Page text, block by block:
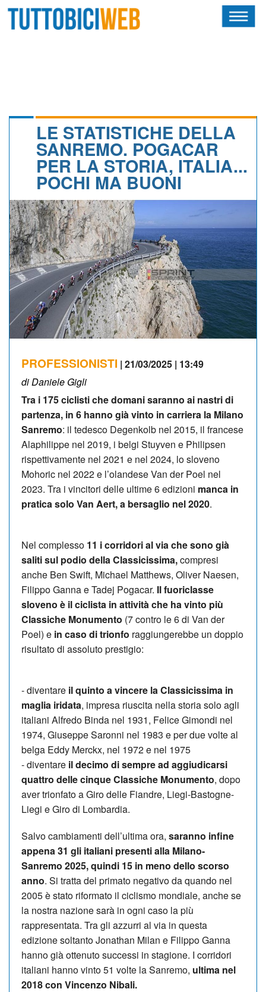
CALENDARIO
ALBI D'ORO
NEWSLETTER
LE STATISTICHE DELLA
SANREMO. POGACAR
PER LA STORIA, ITALIA...
POCHI MA BUONI
PROFESSIONISTI | 21/03/2025 | 13:49
di Daniele Gigli
Tra i 175 ciclisti che domani saranno ai nastri di
partenza, in 6 hanno già vinto in carriera la Milano
Sanremo: il tedesco Degenkolb nel 2015, il francese
Alaphilippe nel 2019, i belgi Stuyven e Philipsen
rispettivamente nel 2021 e nel 2024, lo sloveno
Mohoric nel 2022 e l’olandese Van der Poel nel
2023. Tra i vincitori delle ultime 6 edizioni manca in
pratica solo Van Aert, a bersaglio nel 2020.
Nel complesso 11 i corridori al via che sono già
saliti sul podio della Classicissima,compresi
anche Ben Swift, Michael Matthews, Oliver Naesen,
Filippo Ganna e Tadej Pogacar. Il fuoriclasse
sloveno è il ciclista in attività che ha vinto più
Classiche Monumento (7 contro le 6 di Van der
Poel) e in caso di trionfo raggiungerebbe un doppio
risultato di assoluto prestigio:
- ⁠diventare il quinto a vincere la Classicissima in
maglia iridata, impresa riuscita nella storia solo agli
italiani Alfredo Binda nel 1931, Felice Gimondi nel
1974, Giuseppe Saronni nel 1983 e per due volte al
belga Eddy Merckx, nel 1972 e nel 1975
- diventare il decimo di sempre ad aggiudicarsi
quattro delle cinque Classiche Monumento, dopo
aver trionfato a Giro delle Fiandre, Liegi-Bastogne-
Liegi e Giro di Lombardia.
Salvo cambiamenti dell’ultima ora, saranno infine
appena 31 gli italiani presenti alla Milano-
Sanremo 2025, quindi 15 in meno dello scorso
anno. Si tratta del primato negativo da quando nel
2005 è stato riformato il ciclismo mondiale, anche se
la nostra nazione sarà in ogni caso la più
rappresentata. Tra gli azzurri al via in questa
edizione soltanto Jonathan Milan e Filippo Ganna
hanno già ottenuto successi in stagione. I corridori
italiani hanno vinto 51 volte la Sanremo, ultima nel
2018 con Vincenzo Nibali.